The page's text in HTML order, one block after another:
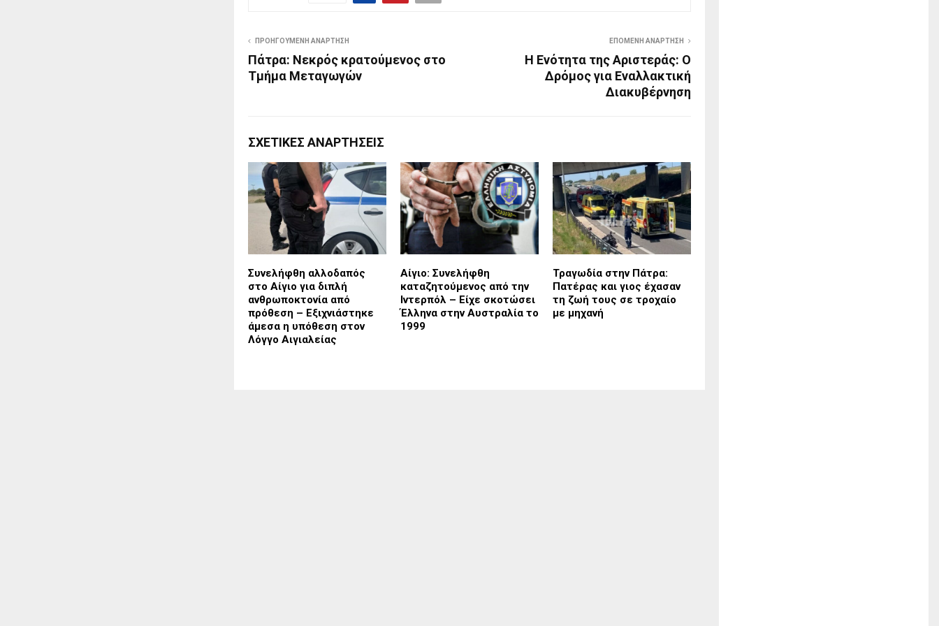
ΠΡΟΗΓΟΎΜΕΝΗ ΑΝΆΡΤΗΣΗ
Πάτρα: Νεκρός κρατούμενος στο
Τμήμα Μεταγωγών
ΕΠΌΜΕΝΗ ΑΝΆΡΤΗΣΗ
Η Ενότητα της Αριστεράς: Ο
Δρόμος για Εναλλακτική
Διακυβέρνηση
ΣΧΕΤΙΚΈΣ ΑΝΑΡΤΉΣΕΙΣ
Συνελήφθη αλλοδαπός
στο Αίγιο για διπλή
ανθρωποκτονία από
πρόθεση – Εξιχνιάστηκε
άμεσα η υπόθεση στον
Λόγγο Αιγιαλείας
Αίγιο: Συνελήφθη
καταζητούμενος από την
Ιντερπόλ – Είχε σκοτώσει
Έλληνα στην Αυστραλία το
1999
Τραγωδία στην Πάτρα:
Πατέρας και γιος έχασαν
τη ζωή τους σε τροχαίο
με μηχανή